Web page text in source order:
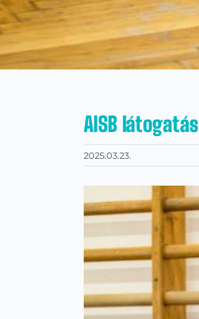
AISB látogatás
2025.03.23.